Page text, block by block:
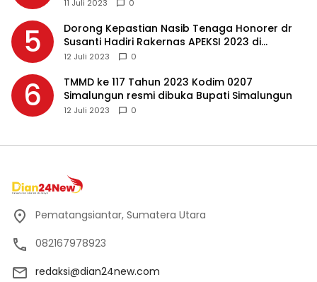
11 Juli 2023 0
5
Dorong Kepastian Nasib Tenaga Honorer dr
Susanti Hadiri Rakernas APEKSI 2023 di
Makassar
12 Juli 2023 0
6
TMMD ke 117 Tahun 2023 Kodim 0207
Simalungun resmi dibuka Bupati Simalungun
12 Juli 2023 0
Pematangsiantar, Sumatera Utara
082167978923
redaksi@dian24new.com